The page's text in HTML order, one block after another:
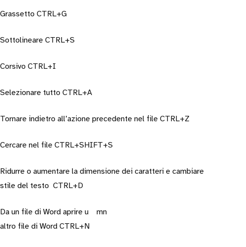
Grassetto CTRL+G
Sottolineare CTRL+S
Corsivo CTRL+I
Selezionare tutto CTRL+A
Tornare indietro all’azione precedente nel file CTRL+Z
Cercare nel file CTRL+SHIFT+S
Ridurre o aumentare la dimensione dei caratteri e cambiare
stile del testo CTRL+D
Da un file di Word aprire u
mn
altro file di Word CTRL+N